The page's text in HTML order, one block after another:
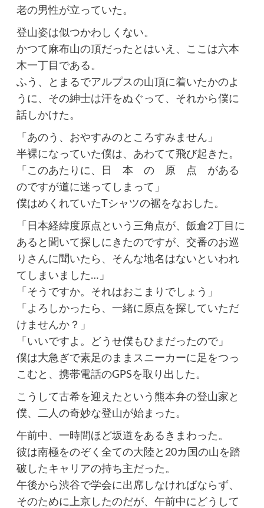
老の男性が立っていた。
登山姿は似つかわしくない。
かつて麻布山の頂だったとはいえ、ここは六本
木一丁目である。
ふう、とまるでアルプスの山頂に着いたかのよ
うに、その紳士は汗をぬぐって、それから僕に
話しかけた。
「あのう、おやすみのところすみません」
半裸になっていた僕は、あわてて飛び起きた。
「このあたりに、日 本 の 原 点 がある
のですが道に迷ってしまって」
僕はめくれていたTシャツの裾をなおした。
「日本経緯度原点という三角点が、飯倉2丁目に
あると聞いて探しにきたのですが、交番のお巡
りさんに聞いたら、そんな地名はないといわれ
てしまいました…」
「そうですか。それはおこまりでしょう」
「よろしかったら、一緒に原点を探していただ
けませんか？」
「いいですよ。どうせ僕もひまだったので」
僕は大急ぎで素足のままスニーカーに足をつっ
こむと、携帯電話のGPSを取り出した。
こうして古希を迎えたという熊本弁の登山家と
僕、二人の奇妙な登山が始まった。
午前中、一時間ほど坂道をあるきまわった。
彼は南極をのぞく全ての大陸と20カ国の山を踏
破したキャリアの持ち主だった。
午後から渋谷で学会に出席しなければならず、
そのために上京したのだが、午前中にどうして